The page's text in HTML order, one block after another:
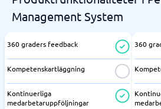
Management System
360 graders feedback
Kompetenskartläggning
Kontinuerliga
medarbetaruppföljningar
360